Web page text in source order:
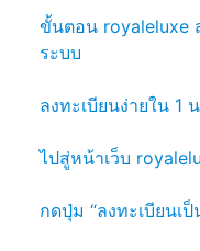
ขั้นตอน royaleluxe
ระบบ
ลงทะเบียนง่ายใน 1
ไปสู่หน้าเว็บ
กดปุ่ม “ลงทะเบียนเ